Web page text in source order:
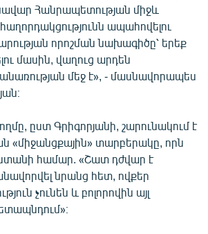
Հանրապետության միջև
ապահովելու
որոշման նախագիծը՝ երեք
մասին, վաղուց արդեն
մեջ է», - մասնավորապես
ըստ Գրիգորյանի, շարունակում է
«միջանցքային» տարբերակը, որն
համար. «Շատ դժվար է
նրանց հետ, ովքեր
չունեն և բոլորովին այլ